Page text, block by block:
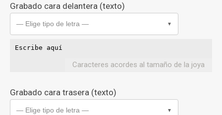
Grabado cara delantera (texto)
— Elige tipo de letra — ▼
Caracteres acordes al tamaño de la joya
Grabado cara trasera (texto)
— Elige tipo de letra — ▼